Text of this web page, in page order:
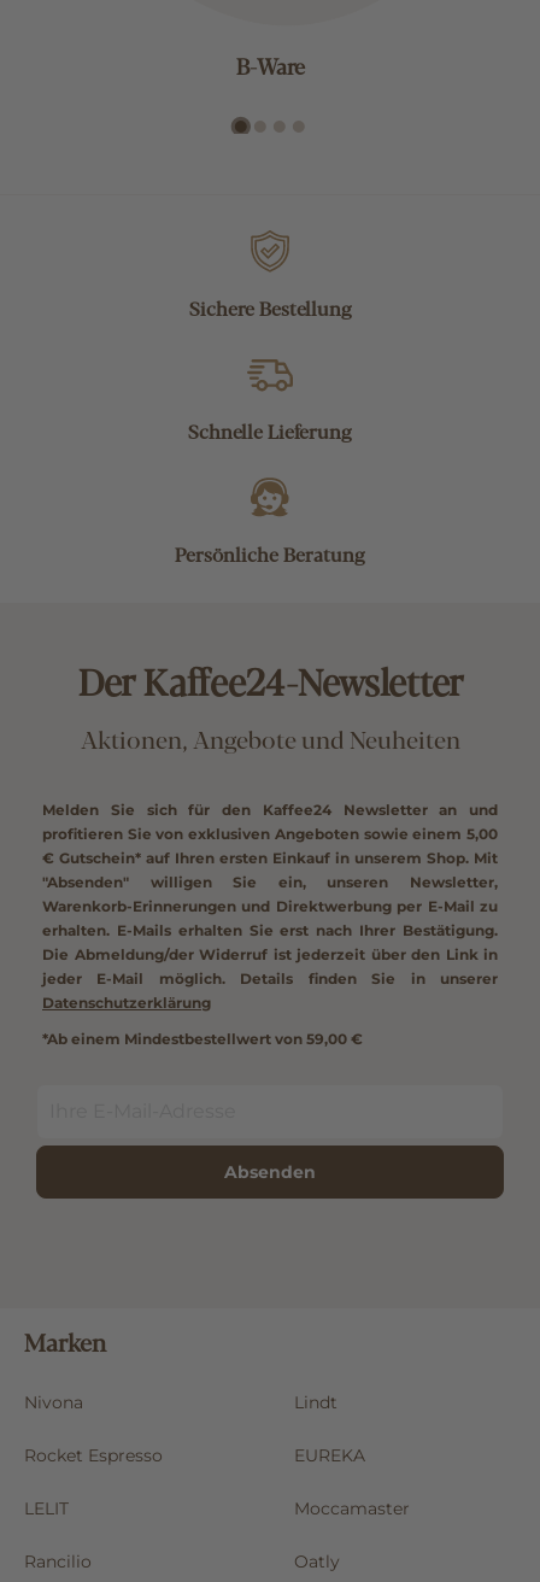
B-Ware
Sichere Bestellung
Schnelle Lieferung
Persönliche Beratung
Der Kaffee24-Newsletter
Aktionen, Angebote und Neuheiten
Melden Sie sich für den Kaffee24 Newsletter an und
profitieren Sie von exklusiven Angeboten sowie einem 5,00
€ Gutschein* auf Ihren ersten Einkauf in unserem Shop. Mit
"Absenden" willigen Sie ein, unseren Newsletter,
Warenkorb-Erinnerungen und Direktwerbung per E-Mail zu
erhalten. E-Mails erhalten Sie erst nach Ihrer Bestätigung.
Die Abmeldung/der Widerruf ist jederzeit über den Link in
jeder E-Mail möglich. Details finden Sie in unserer
Datenschutzerklärung
*Ab einem Mindestbestellwert von 59,00 €
Absenden
Marken
Nivona Lindt
Rocket Espresso EUREKA
LELIT Moccamaster
Rancilio Oatly